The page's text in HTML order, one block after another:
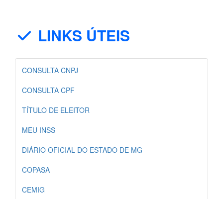
LINKS ÚTEIS
CONSULTA CNPJ
CONSULTA CPF
TÍTULO DE ELEITOR
MEU INSS
DIÁRIO OFICIAL DO ESTADO DE MG
COPASA
CEMIG